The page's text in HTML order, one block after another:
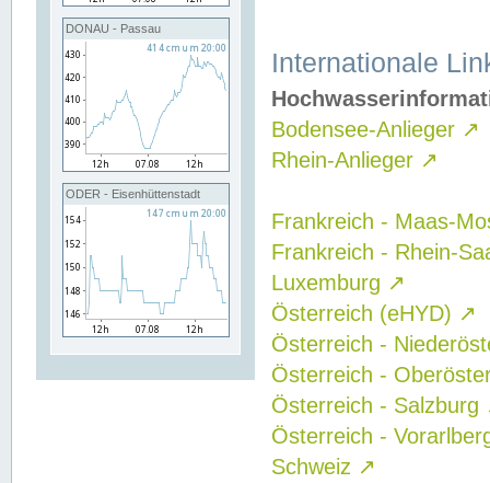
DONAU - Passau
ODER - Eisenhüttenstadt
Internationale
Bodensee-Anlieger ↗
Rhein-Anlieger ↗
Frankreich - Maas-
Frankreich - Rhein-
Luxemburg ↗
Österreich (eHYD) ↗
Österreich -
Österreich -
Österreich - Salzburg
Österreich -
Schweiz ↗